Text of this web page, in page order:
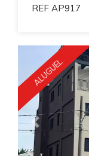
REF AP917
Previous
ALUGUEL